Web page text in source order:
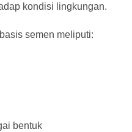
kondisi lingkungan.
semen meliputi:
bentuk